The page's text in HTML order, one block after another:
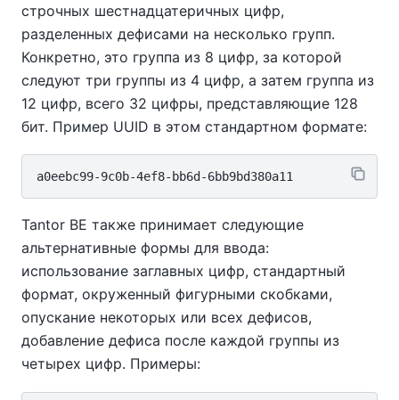
строчных шестнадцатеричных цифр,
разделенных дефисами на несколько групп.
Конкретно, это группа из 8 цифр, за которой
следуют три группы из 4 цифр, а затем группа из
12 цифр, всего 32 цифры, представляющие 128
бит. Пример UUID в этом стандартном формате:
Tantor BE также принимает следующие
альтернативные формы для ввода:
использование заглавных цифр, стандартный
формат, окруженный фигурными скобками,
опускание некоторых или всех дефисов,
добавление дефиса после каждой группы из
четырех цифр. Примеры: